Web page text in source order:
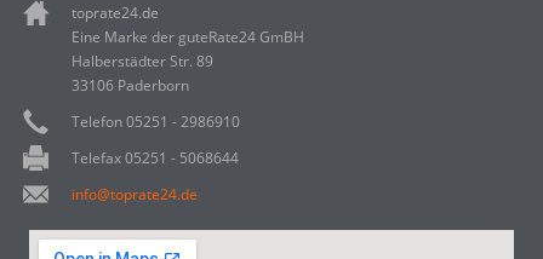
toprate24.de
Eine Marke der guteRate24 GmBH
Halberstädter Str. 89
33106 Paderborn
Telefon 05251 - 2986910
Telefax 05251 - 5068644
info@toprate24.de